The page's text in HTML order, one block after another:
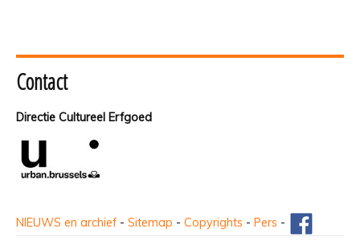
Contact
Directie Cultureel Erfgoed
NIEUWS en archief - Sitemap - Copyrights - Pers -